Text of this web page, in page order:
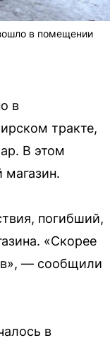
в помещении
в
тракте,
В этом
магазин.
погибший,
«Скорее
— сообщили
в